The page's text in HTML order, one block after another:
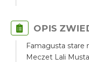
OPIS
Famagusta stare
Meczet Lali